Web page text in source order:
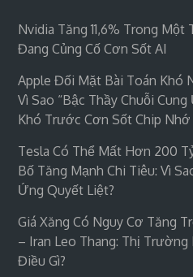
Nvidia Tăng 11,6% Trong
Đang Củng Cố Cơn Sốt AI
Apple Đối Mặt Bài Toán Khó
Vì Sao “bậc Thầy Chuỗi
Khó Trước Cơn Sốt Chip Nhớ
Tesla Có Thể Mất Hơn 200
Bố Tăng Mạnh Chi Tiêu: Vì
Ứng Quyết Liệt?
Giá Xăng Có Nguy Cơ Tăng
– Iran Leo Thang: Thị
Điều Gì?